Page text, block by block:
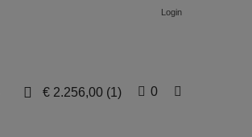
Login
€ 2.256,00 (1) 0